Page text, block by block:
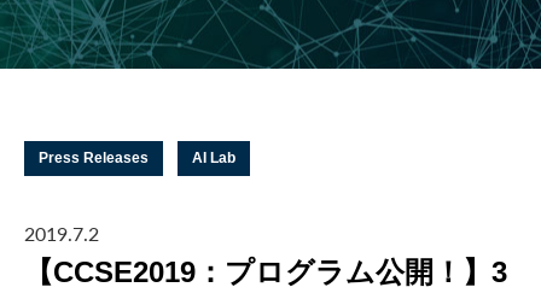
Press Releases AI Lab
2019.7.2
【CCSE2019：プログラム公開！】3